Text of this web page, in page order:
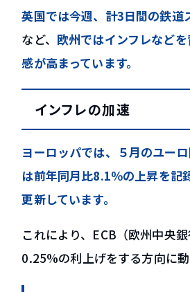
英国では今週、計3日間の鉄道
など、 欧州ではインフレなど
感が高まっています。
インフレの加速
ヨーロッパでは、５月のユー
は前年同月比8.1％の上昇を記
更新しています。
これにより、ECB（欧州中央
0.25%の利上げをする方向に動